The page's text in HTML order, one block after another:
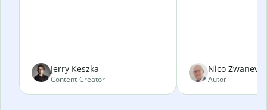
Jerry Keszka
Content-Creator
Nico
Autor